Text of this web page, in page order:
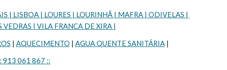
| LISBOA | LOURES | LOURINHÃ | MAFRA | ODIVELAS |
| VILA FRANCA DE XIRA |
| AQUECIMENTO | AGUA QUENTE SANITÁRIA |
913 061 867 ::